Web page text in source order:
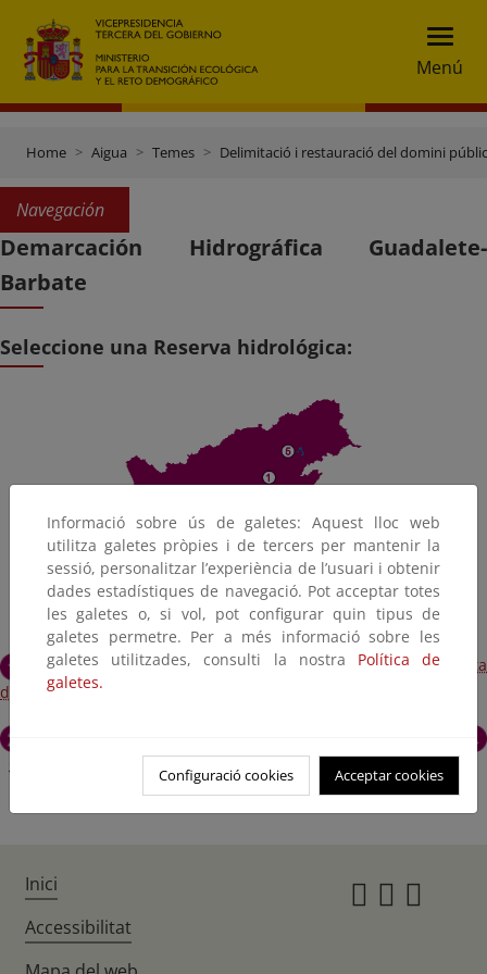
Menú
Home Aigua Temes Delimitació i restauració del domini
Navegación
Demarcación Hidrográfica Guadalete-
Barbate
Seleccione una Reserva hidrológica:
Arroyo del Puerto de los Negros
Garganta
del Aliscar
Garganta del Gavilán
Río del Montero
Informació sobre ús de galetes: Aquest lloc web
utilitza galetes pròpies i de tercers per mantenir la
sessió, personalitzar l’experiència de l’usuari i obtenir
dades estadístiques de navegació. Pot acceptar totes
les galetes o, si vol, pot configurar quin tipus de
galetes permetre. Per a més informació sobre les
galetes utilitzades, consulti la nostra Política de
galetes.
Configuració cookies Acceptar cookies
Inici
Accessibilitat